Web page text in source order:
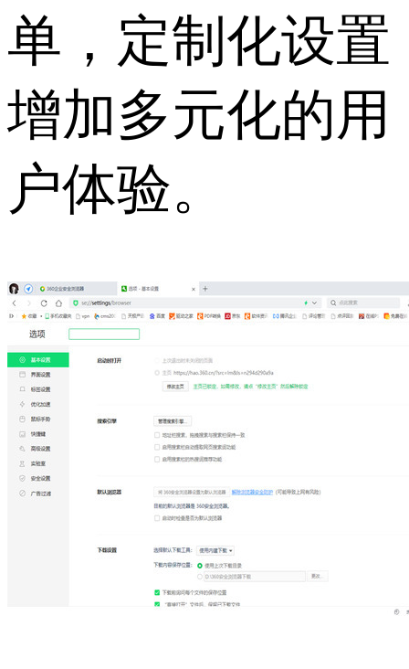
单，定制化设置
增加多元化的用
户体验。